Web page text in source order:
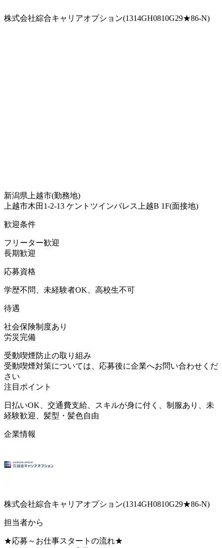
株式会社綜合キャリアオプション(1314GH0810G29★86-N)
新潟県上越市(勤務地)
上越市木田1-2-13 ケントツインパレス上越B 1F(面接地)
歓迎条件
フリーター歓迎
長期歓迎
応募資格
学歴不問、未経験者OK、高校生不可
待遇
社会保険制度あり
労災完備
受動喫煙防止の取り組み
受動喫煙対策については、応募後に企業へお問い合わせくだ
さい
注目ポイント
日払いOK、交通費支給、スキルが身に付く、制服あり、未
経験歓迎、髪型・髪色自由
企業情報
株式会社綜合キャリアオプション(1314GH0810G29★86-N)
担当者から
★応募～お仕事スタートの流れ★